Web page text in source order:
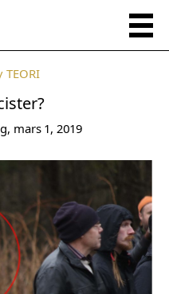
TEORI
mars 1, 2019